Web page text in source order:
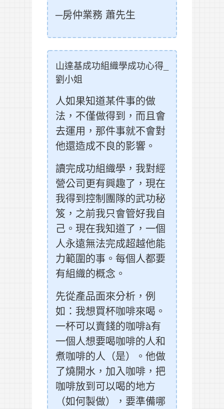
─房仲業務 蕭先生
山達基成功組織學成功心得_
劉小姐
人如果知道某件事的做
法，不僅做得到，而且會
去運用，那件事就不會對
他還造成不良的影響。
讀完成功組織學，我對經
營公司更有興趣了，現在
我得到控制團隊的武功秘
笈，之前我只會管好我自
己。現在我知道了，一個
人永遠無法完成超越他能
力範圍的事。每個人都要
有組織的概念。
先從產品面來分析，例
如：我想買杯咖啡來喝。
一杯可以賣錢的咖啡à有
一個人想要喝咖啡的人和
煮咖啡的人（是）。他做
了燒開水，加入咖啡，把
咖啡放到可以喝的地方
（如何製做），要準備哪